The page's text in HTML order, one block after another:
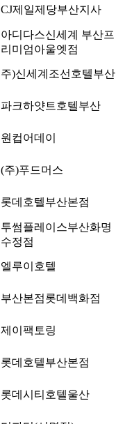
CJ제일제당부산지사
아디다스신세계 부산프
리미엄아울엣점
주)신세계조선호텔부산
파크하얏트호텔부산
원컵어데이
(주)푸드머스
롯데호텔부산본점
투썸플레이스부산화명
수정점
엘루이호텔
부산본점롯데백화점
제이팩토링
롯데호텔부산본점
롯데시티호텔울산